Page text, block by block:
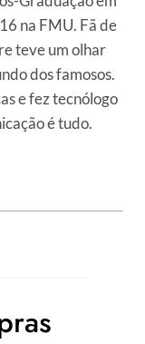
na FMU. Fã de
teve um olhar
dos famosos.
e fez tecnólogo
é tudo.